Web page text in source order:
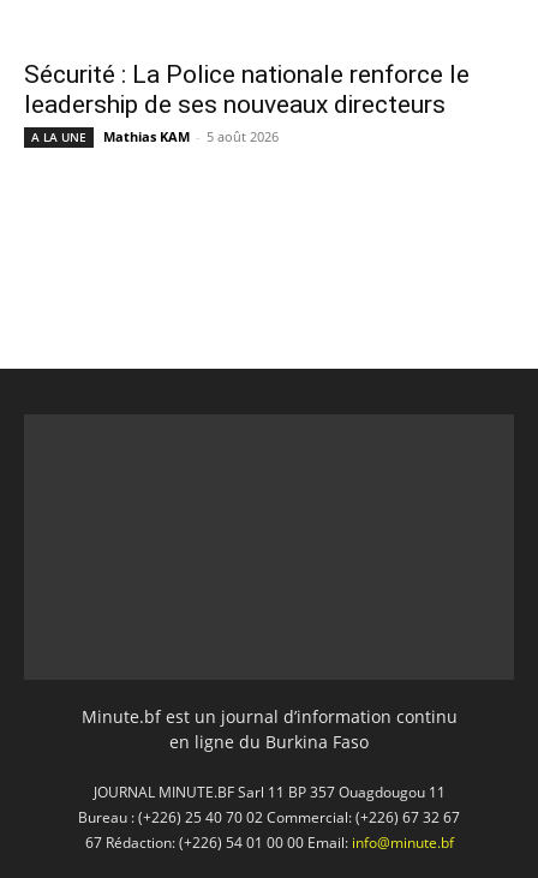
Sécurité : La Police nationale renforce le
leadership de ses nouveaux directeurs
A LA UNE Mathias KAM - 5 août 2026
Minute.bf est un journal d’information continu
en ligne du Burkina Faso
JOURNAL MINUTE.BF Sarl 11 BP 357 Ouagdougou 11
Bureau : (+226) 25 40 70 02 Commercial: (+226) 67 32 67
67 Rédaction: (+226) 54 01 00 00 Email: info@minute.bf